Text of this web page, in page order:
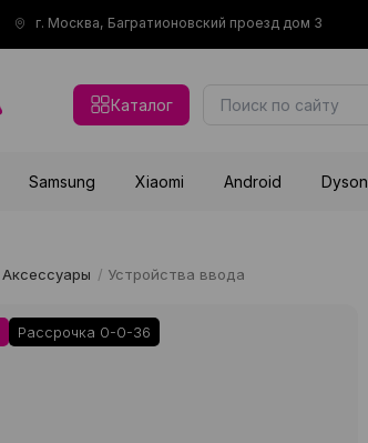
г. Москва, Багратионовский проезд дом 3
Каталог
Samsung Xiaomi Android Dyson
Аксессуары / Устройства ввода
Рассрочка 0-0-36